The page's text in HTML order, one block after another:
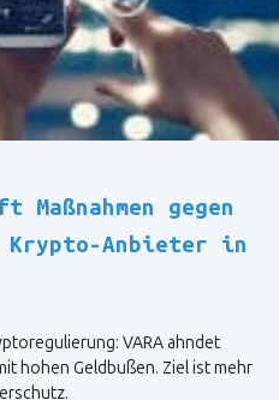
Maßnahmen gegen
Anbieter in
VARA ahndet
hohen Geldbußen. Ziel ist mehr